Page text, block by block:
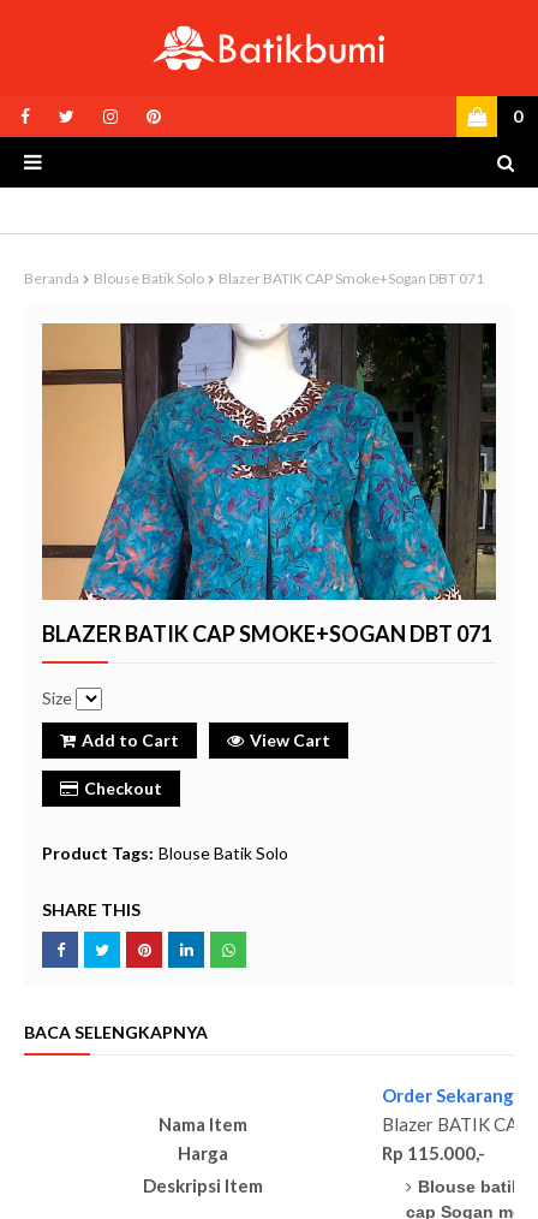
0
Beranda Blouse Batik Solo Blazer BATIK CAP Smoke+Sogan DBT 071
BLAZER BATIK CAP SMOKE+SOGAN DBT 071
Size
Add to Cart View Cart
Checkout
Product Tags: Blouse Batik Solo
SHARE THIS
BACA SELENGKAPNYA
Order Sekarang
Nama Item
Blazer BATIK CAP
Harga
Rp 115.000,-
Deskripsi Item
Blouse batik
cap Sogan